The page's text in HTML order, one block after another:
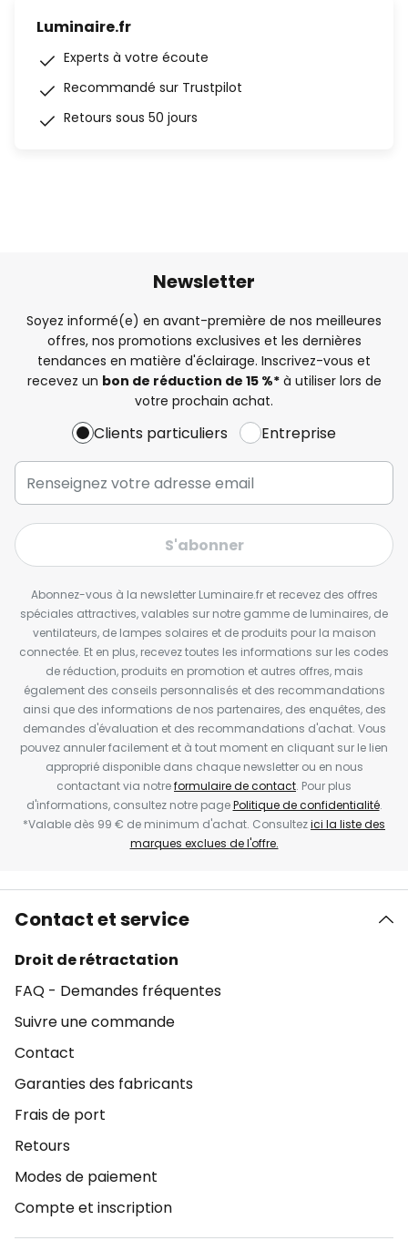
Luminaire.fr
Experts à votre écoute
Recommandé sur Trustpilot
Retours sous 50 jours
Newsletter
Soyez informé(e) en avant-première de nos meilleures
offres, nos promotions exclusives et les dernières
tendances en matière d'éclairage. Inscrivez-vous et
recevez un bon de réduction de 15 %*à utiliser lors de
votre prochain achat.
Clients particuliers Entreprise
S'abonner
Abonnez-vous à la newsletter Luminaire.fr et recevez des offres
spéciales attractives, valables sur notre gamme de luminaires, de
ventilateurs, de lampes solaires et de produits pour la maison
connectée. Et en plus, recevez toutes les informations sur les codes
de réduction, produits en promotion et autres offres, mais
également des conseils personnalisés et des recommandations
ainsi que des informations de nos partenaires, des enquêtes, des
demandes d'évaluation et des recommandations d'achat. Vous
pouvez annuler facilement et à tout moment en cliquant sur le lien
approprié disponible dans chaque newsletter ou en nous
contactant via notreformulaire de contact. Pour plus
d'informations, consultez notre pagePolitique de confidentialité.
*Valable dès 99 € de minimum d'achat. Consultezici la liste des
marques exclues de l'offre.
Contact et service
Droit de rétractation
FAQ - Demandes fréquentes
Suivre une commande
Contact
Garanties des fabricants
Frais de port
Retours
Modes de paiement
Compte et inscription